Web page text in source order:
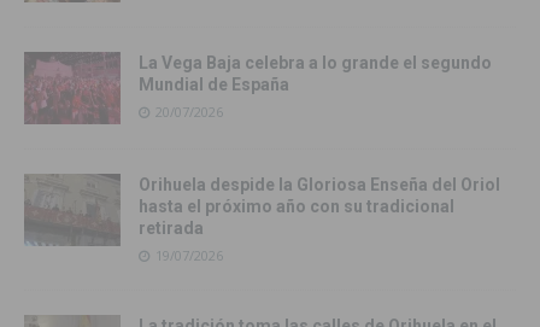
La Vega Baja celebra a lo grande el segundo
Mundial de España
20/07/2026
Orihuela despide la Gloriosa Enseña del Oriol
hasta el próximo año con su tradicional
retirada
19/07/2026